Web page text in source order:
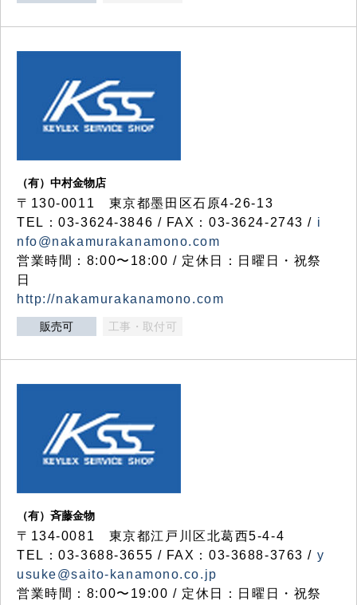
（有）中村金物店
〒130-0011 東京都墨田区石原4-26-13
TEL：03-3624-3846 / FAX：03-3624-2743 / i
nfo@nakamurakanamono.com
営業時間：8:00〜18:00 / 定休日：日曜日・祝祭
日
http://nakamurakanamono.com
販売可 工事・取付可
（有）斉藤金物
〒134-0081 東京都江戸川区北葛西5-4-4
TEL：03-3688-3655 / FAX：03-3688-3763 / y
usuke@saito-kanamono.co.jp
営業時間：8:00〜19:00 / 定休日：日曜日・祝祭